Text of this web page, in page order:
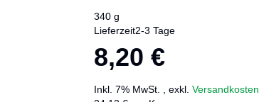
340 g
Lieferzeit2-3 Tage
8,20 €
Inkl. 7% MwSt. exkl. Versandkosten